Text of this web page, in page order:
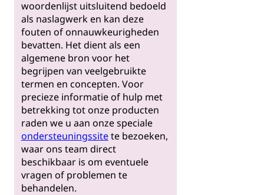
woordenlijst uitsluitend bedoeld
als naslagwerk en kan deze
fouten of onnauwkeurigheden
bevatten. Het dient als een
algemene bron voor het
begrijpen van veelgebruikte
termen en concepten. Voor
precieze informatie of hulp met
betrekking tot onze producten
raden we u aan onze speciale
ondersteuningssitete bezoeken,
waar ons team direct
beschikbaar is om eventuele
vragen of problemen te
behandelen.